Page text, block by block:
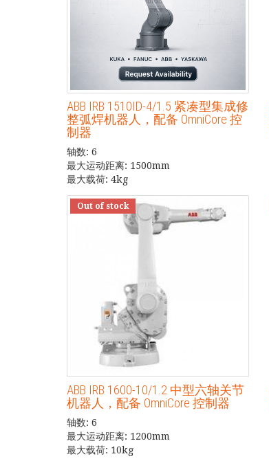
ABB IRB 1510ID-4/1.5 紧凑型集成修
整弧焊机器人，配备 OmniCore 控
制器
轴数: 6
最大运动距离: 1500mm
最大载荷: 4kg
Out of stock
ABB IRB 1600-10/1.2 中型六轴关节
机器人，配备 OmniCore 控制器
轴数: 6
最大运动距离: 1200mm
最大载荷: 10kg